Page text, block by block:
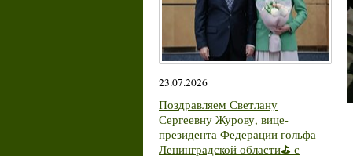
23.07.2026
Поздравляем Светлану
Сергеевну Журову, вице-
президента Федерации гольфа
Ленинградской области⛳ с